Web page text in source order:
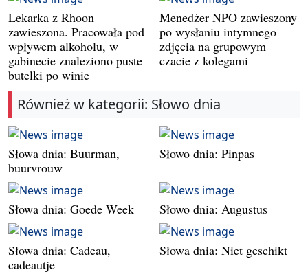
Lekarka z Rhoon
zawieszona. Pracowała pod
wpływem alkoholu, w
gabinecie znaleziono puste
butelki po winie
Menedżer NPO zawieszony
po wysłaniu intymnego
zdjęcia na grupowym
czacie z kolegami
Również w kategorii: Słowo dnia
Słowa dnia: Buurman,
buurvrouw
Słowo dnia: Pinpas
Słowa dnia: Goede Week Słowo dnia: Augustus
Słowa dnia: Cadeau,
cadeautje
Słowa dnia: Niet geschikt